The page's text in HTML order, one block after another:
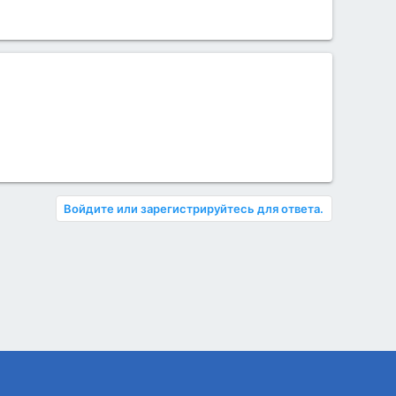
Войдите или зарегистрируйтесь для ответа.